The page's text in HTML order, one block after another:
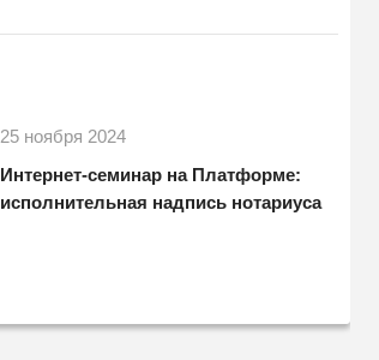
25 ноября 2024
Интернет-семинар на Платформе:
исполнительная надпись нотариуса